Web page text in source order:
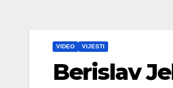
VIDEO VIJESTI
Berislav